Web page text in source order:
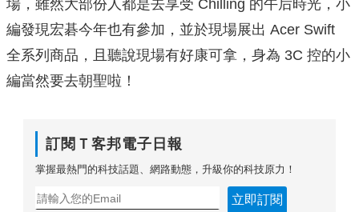
場，雖然大部份人都是去享受 Chilling 的午后時光，小
編發現宏碁今年也有參加，並於現場展出 Acer Swift
全系列商品，且聽說現場有好康可拿，身為 3C 控的小
編當然要去朝聖啦！
訂閱Ｔ客邦電子日報
掌握最熱門的科技話題、網路動態，升級你的科技原力！
立即訂閱